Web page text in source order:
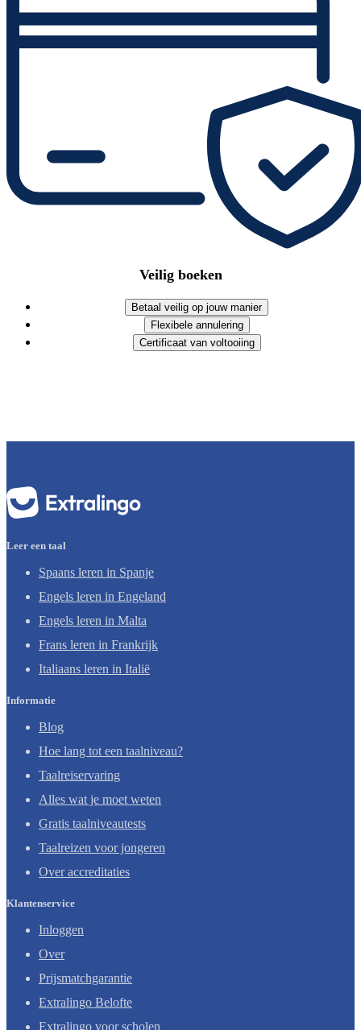
Veilig boeken
Betaal veilig op jouw manier
Flexibele annulering
Certificaat van voltooiing
Leer een taal
Spaans leren in Spanje
Engels leren in Engeland
Engels leren in Malta
Frans leren in Frankrijk
Italiaans leren in Italië
Informatie
Blog
Hoe lang tot een taalniveau?
Taalreiservaring
Alles wat je moet weten
Gratis taalniveautests
Taalreizen voor jongeren
Over accreditaties
Klantenservice
Inloggen
Over
Prijsmatchgarantie
Extralingo Belofte
Extralingo voor scholen